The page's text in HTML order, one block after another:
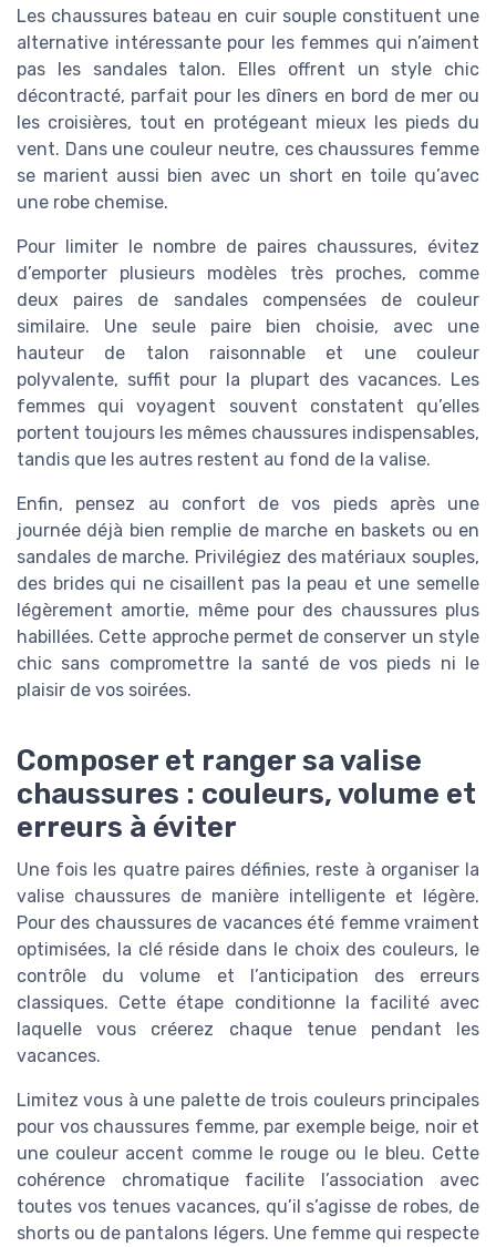
Les chaussures bateau en cuir souple constituent une
alternative intéressante pour les femmes qui n’aiment
pas les sandales talon. Elles offrent un style chic
décontracté, parfait pour les dîners en bord de mer ou
les croisières, tout en protégeant mieux les pieds du
vent. Dans une couleur neutre, ces chaussures femme
se marient aussi bien avec un short en toile qu’avec
une robe chemise.
Pour limiter le nombre de paires chaussures, évitez
d’emporter plusieurs modèles très proches, comme
deux paires de sandales compensées de couleur
similaire. Une seule paire bien choisie, avec une
hauteur de talon raisonnable et une couleur
polyvalente, suffit pour la plupart des vacances. Les
femmes qui voyagent souvent constatent qu’elles
portent toujours les mêmes chaussures indispensables,
tandis que les autres restent au fond de la valise.
Enfin, pensez au confort de vos pieds après une
journée déjà bien remplie de marche en baskets ou en
sandales de marche. Privilégiez des matériaux souples,
des brides qui ne cisaillent pas la peau et une semelle
légèrement amortie, même pour des chaussures plus
habillées. Cette approche permet de conserver un style
chic sans compromettre la santé de vos pieds ni le
plaisir de vos soirées.
Composer et ranger sa valise
chaussures : couleurs, volume et
erreurs à éviter
Une fois les quatre paires définies, reste à organiser la
valise chaussures de manière intelligente et légère.
Pour des chaussures de vacances été femme vraiment
optimisées, la clé réside dans le choix des couleurs, le
contrôle du volume et l’anticipation des erreurs
classiques. Cette étape conditionne la facilité avec
laquelle vous créerez chaque tenue pendant les
vacances.
Limitez vous à une palette de trois couleurs principales
pour vos chaussures femme, par exemple beige, noir et
une couleur accent comme le rouge ou le bleu. Cette
cohérence chromatique facilite l’association avec
toutes vos tenues vacances, qu’il s’agisse de robes, de
shorts ou de pantalons légers. Une femme qui respecte